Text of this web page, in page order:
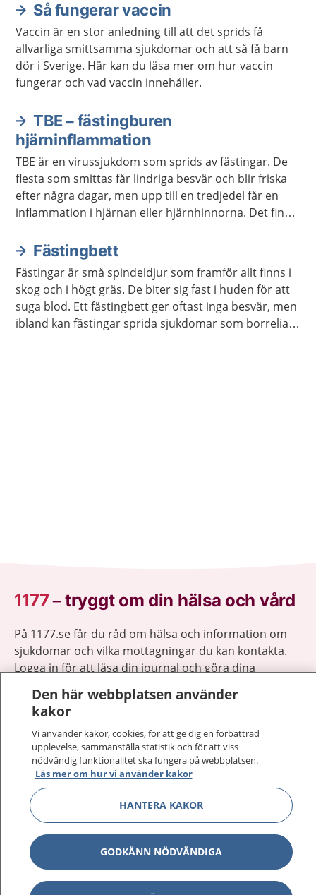
Aktuella artiklar
Så fungerar vaccin
Vaccin är en stor anledning till att det sprids få
allvarliga smittsamma sjukdomar och att så få barn
dör i Sverige. Här kan du läsa mer om hur vaccin
fungerar och vad vaccin innehåller.
TBE – fästingburen
hjärninflammation
TBE är en virussjukdom som sprids av fästingar. De
flesta som smittas får lindriga besvär och blir friska
efter några dagar, men upp till en tredjedel får en
inflammation i hjärnan eller hjärnhinnorna. Det finns
Fästingbett
Fästingar är små spindeldjur som framför allt finns i
skog och i högt gräs. De biter sig fast i huden för att
suga blod. Ett fästingbett ger oftast inga besvär, men
ibland kan fästingar sprida sjukdomar som borrelia
1177–tryggt om din hälsa och vård
På 1177.se får du råd om hälsa och information om
sjukdomar och vilka mottagningar du kan kontakta.
Logga in för att läsa din journal och göra dina
sjukvårdsrådgivning dygnet runt.
1177 ger dig råd när du vill må bättre.
1177 på flera språk Visa
Om 1177 Visa
Kontakt Visa
Den här webbplatsen använder
kakor
Vi använder kakor, cookies, för att ge dig en förbättrad
upplevelse, sammanställa statistik och för att viss
nödvändig funktionalitet ska fungera på webbplatsen.
Läs mer om hur vi använder kakor
HANTERA KAKOR
GODKÄNN NÖDVÄNDIGA